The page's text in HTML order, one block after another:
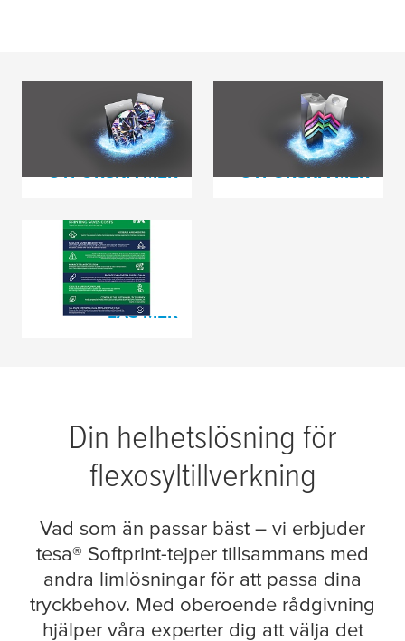
Kvalitet i varje
UTFORSKA MER
Levererar effektivitet
genom flexibilitet
UTFORSKA MER
Mer hållbar
flexotryckning
LÄS MER
Din helhetslösning för
flexosyltillverkning
Vad som än passar bäst – vi erbjuder
tesa® Softprint-tejper tillsammans med
andra limlösningar för att passa dina
tryckbehov. Med oberoende rådgivning
hjälper våra experter dig att välja det